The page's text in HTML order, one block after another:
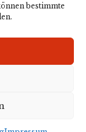
bestimmte
Theme